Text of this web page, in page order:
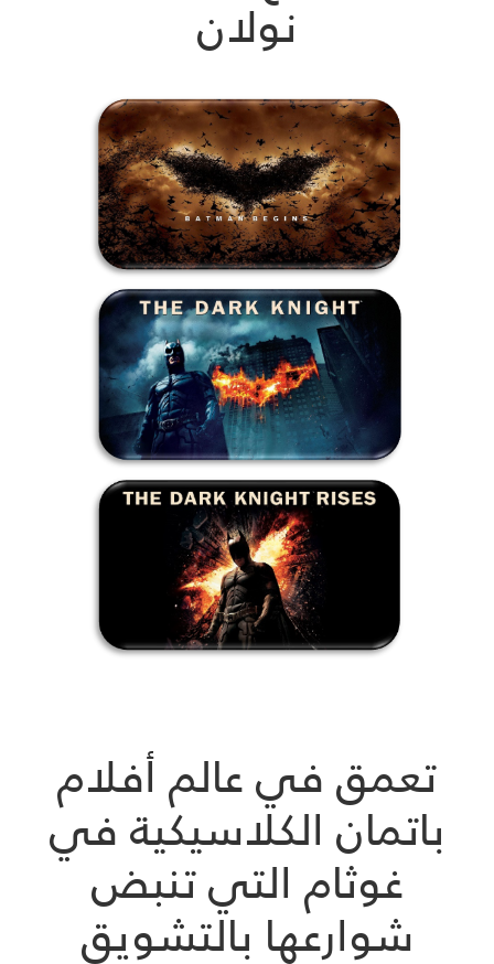
نولان
تعمق في عالم أفلام
باتمان الكلاسيكية في
غوثام التي تنبض
شوارعها بالتشويق